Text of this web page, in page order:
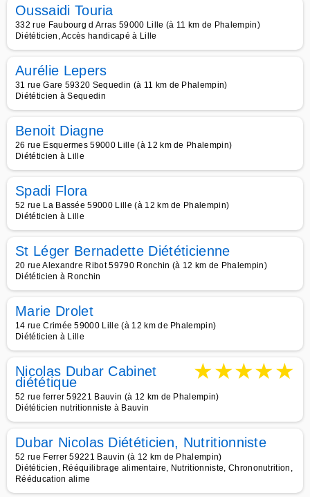
Oussaidi Touria
332 rue Faubourg d Arras 59000 Lille (à 11 km de Phalempin)
Diététicien, Accès handicapé à Lille
Aurélie Lepers
31 rue Gare 59320 Sequedin (à 11 km de Phalempin)
Diététicien à Sequedin
Benoit Diagne
26 rue Esquermes 59000 Lille (à 12 km de Phalempin)
Diététicien à Lille
Spadi Flora
52 rue La Bassée 59000 Lille (à 12 km de Phalempin)
Diététicien à Lille
St Léger Bernadette Diététicienne
20 rue Alexandre Ribot 59790 Ronchin (à 12 km de Phalempin)
Diététicien à Ronchin
Marie Drolet
14 rue Crimée 59000 Lille (à 12 km de Phalempin)
Diététicien à Lille
Nicolas Dubar Cabinet
diététique ★★★★★
52 rue ferrer 59221 Bauvin (à 12 km de Phalempin)
Diététicien nutritionniste à Bauvin
Dubar Nicolas Diététicien, Nutritionniste
52 rue Ferrer 59221 Bauvin (à 12 km de Phalempin)
Diététicien, Rééquilibrage alimentaire, Nutritionniste, Chrononutrition,
Rééducation alime